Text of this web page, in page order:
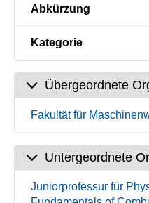
Abkürzung
Kategorie
Übergeordnete
Fakultät für
Untergeordnete
Juniorprofessur für